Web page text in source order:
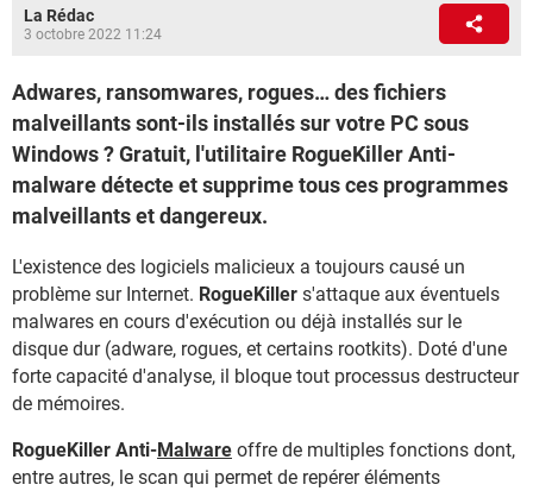
La Rédac
3 octobre 2022 11:24
Adwares, ransomwares, rogues… des fichiers
malveillants sont-ils installés sur votre PC sous
Windows ? Gratuit, l'utilitaire RogueKiller Anti-
malware détecte et supprime tous ces programmes
malveillants et dangereux.
L'existence des logiciels malicieux a toujours causé un
problème sur Internet. RogueKiller s'attaque aux éventuels
malwares en cours d'exécution ou déjà installés sur le
disque dur (adware, rogues, et certains rootkits). Doté d'une
forte capacité d'analyse, il bloque tout processus destructeur
de mémoires.
RogueKiller Anti-Malware offre de multiples fonctions dont,
entre autres, le scan qui permet de repérer éléments